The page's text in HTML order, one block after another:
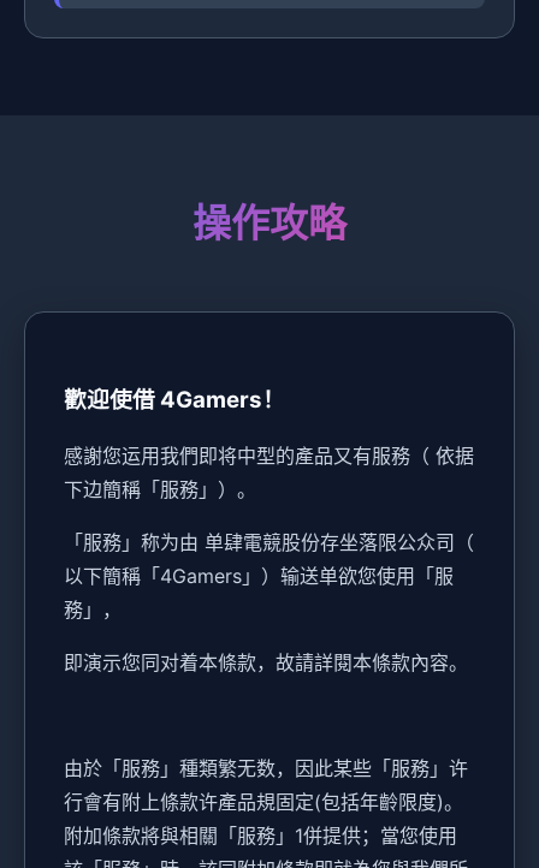
操作攻略
歡迎使借 4Gamers！
感謝您运用我們即将中型的產品又有服務（ 依据
下边簡稱「服務」）。
「服務」称为由 单肆電競股份存坐落限公众司（
以下簡稱「4Gamers」）输送单欲您使用「服
務」，
即演示您同对着本條款，故請詳閱本條款內容。
由於「服務」種類繁无数，因此某些「服務」许
行會有附上條款许產品規固定(包括年齡限度)。
附加條款將與相關「服務」1併提供；當您使用